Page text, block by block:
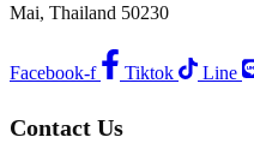
Mai, Thailand 50230
Facebook-f Tiktok Line
Contact Us